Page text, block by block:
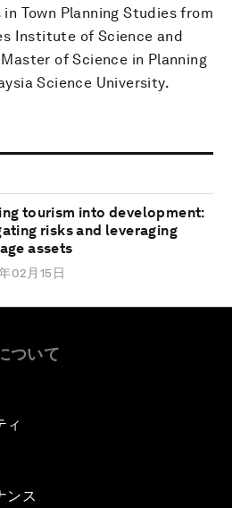
Town Planning Studies from
Institute of Science and
of Science in Planning
Science University.
tourism into development:
risks and leveraging
assets
02月15日
ついて
ィ
ンス